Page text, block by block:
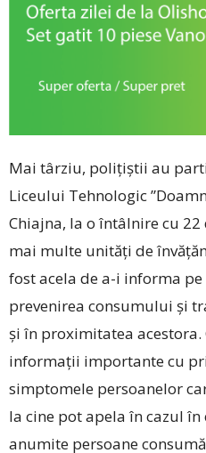
Mai târziu, polițiștii au
Liceului Tehnologic
Chiajna, la o întâlnire cu
mai multe unități de
fost acela de a-i informa
prevenirea consumului și
și în proximitatea
informații importante cu
simptomele persoanelor
la cine pot apela în cazul
anumite persoane